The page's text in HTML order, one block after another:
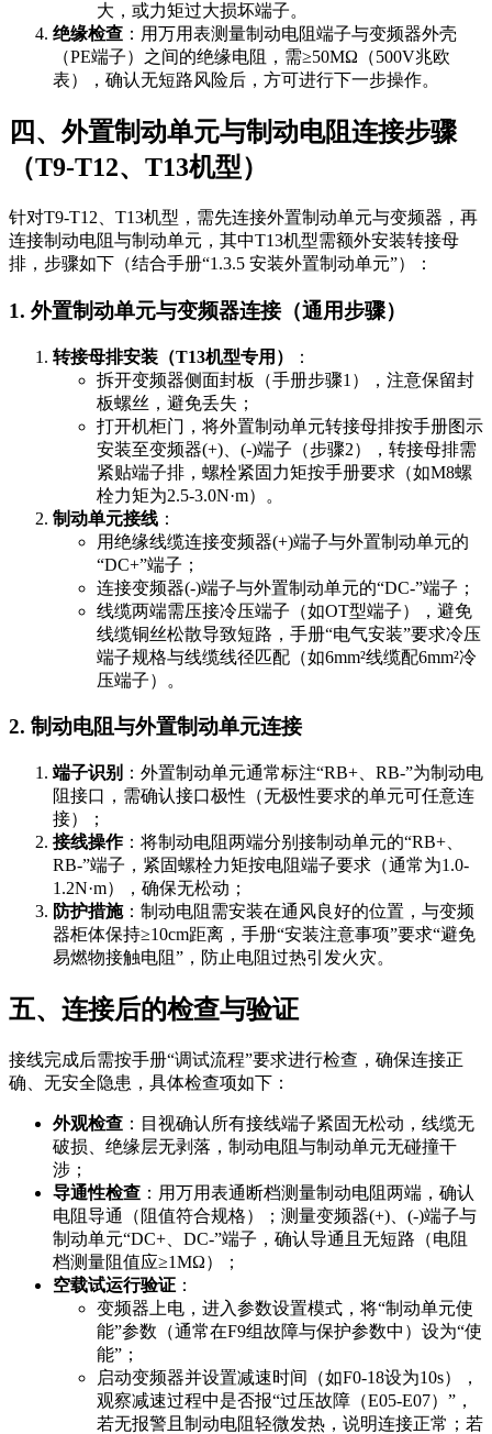
大，或力矩过大损坏端子。
绝缘检查 ：用万用表测量制动电阻端子与变频器外壳
（PE端子）之间的绝缘电阻，需≥50MΩ（500V兆欧
表），确认无短路风险后，方可进行下一步操作。
四、外置制动单元与制动电阻连接步骤
（T9-T12、T13机型）
针对T9-T12、T13机型，需先连接外置制动单元与变频器，再
连接制动电阻与制动单元，其中T13机型需额外安装转接母
排，步骤如下（结合手册“1.3.5 安装外置制动单元”）：
1. 外置制动单元与变频器连接（通用步骤）
转接母排安装（T13机型专用）
：
拆开变频器侧面封板（手册步骤1），注意保留封
板螺丝，避免丢失；
打开机柜门，将外置制动单元转接母排按手册图示
安装至变频器(+)、(-)端子（步骤2），转接母排需
紧贴端子排，螺栓紧固力矩按手册要求（如M8螺
栓力矩为2.5-3.0N·m）。
制动单元接线 ：
用绝缘线缆连接变频器(+)端子与外置制动单元的
“DC+”端子；
连接变频器(-)端子与外置制动单元的“DC-”端子；
线缆两端需压接冷压端子（如OT型端子），避免
线缆铜丝松散导致短路，手册“电气安装”要求冷压
端子规格与线缆线径匹配（如6mm²线缆配6mm²冷
压端子）。
2. 制动电阻与外置制动单元连接
端子识别 ：外置制动单元通常标注“RB+、RB-”为制动电
阻接口，需确认接口极性（无极性要求的单元可任意连
接）；
接线操作：将制动电阻两端分别接制动单元的“RB+、
RB-”端子，紧固螺栓力矩按电阻端子要求（通常为1.0-
1.2N·m），确保无松动；
防护措施：制动电阻需安装在通风良好的位置，与变频
器柜体保持≥10cm距离，手册“安装注意事项”要求“避免
易燃物接触电阻”，防止电阻过热引发火灾。
五、连接后的检查与验证
接线完成后需按手册“调试流程”要求进行检查，确保连接正
确、无安全隐患，具体检查项如下：
外观检查 ：目视确认所有接线端子紧固无松动，线缆无
破损、绝缘层无剥落，制动电阻与制动单元无碰撞干
涉；
导通性检查 ：用万用表通断档测量制动电阻两端，确认
电阻导通（阻值符合规格）；测量变频器(+)、(-)端子与
制动单元“DC+、DC-”端子，确认导通且无短路（电阻
档测量阻值应≥1MΩ）；
空载试运行验证 ：
变频器上电，进入参数设置模式，将“制动单元使
能”参数（通常在F9组故障与保护参数中）设为“使
能”；
启动变频器并设置减速时间（如F0-18设为10s），
观察减速过程中是否报“过压故障（E05-E07）”，
若无报警且制动电阻轻微发热，说明连接正常；若